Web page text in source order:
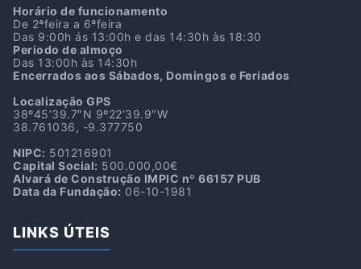
Horário de funcionamento
De 2ªfeira a 6ªfeira
Das 9:00h ás 13:00h e das 14:30h às 18:30
Periodo de almoço
Das 13:00h às 14:30h
Encerrados aos Sábados, Domingos e Feriados
Localização GPS
38º45’39.7″N 9º22’39.9″W
38.761036, -9.377750
NIPC: 501216901
Capital Social: 500.000,00€
Alvará de Construção IMPIC nº 66157 PUB
Data da Fundação: 06-10-1981
LINKS ÚTEIS